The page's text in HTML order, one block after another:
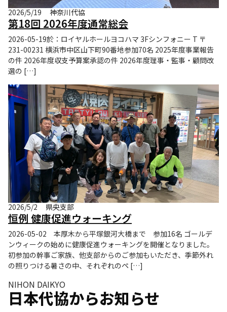
2026/5/19 神奈川代協
第18回 2026年度通常総会
2026-05-19於：ロイヤルホールヨコハマ 3Fシンフォニー T 〒
231-00231 横浜市中区山下町90番地参加70名 2025年度事業報告
の件 2026年度収支予算案承認の件 2026年度理事・監事・顧問改
選の […]
2026/5/2 県央支部
恒例 健康促進ウォーキング
2026-05-02 本厚木から平塚銀河大橋まで 参加16名 ゴールデ
ンウィークの始めに健康促進ウォーキングを開催となりました。
初参加の幹事ご家族、他支部からのご参加もいただき、季節外れ
の照りつける暑さの中、それぞれのペ […]
NIHON DAIKYO
日本代協からお知らせ